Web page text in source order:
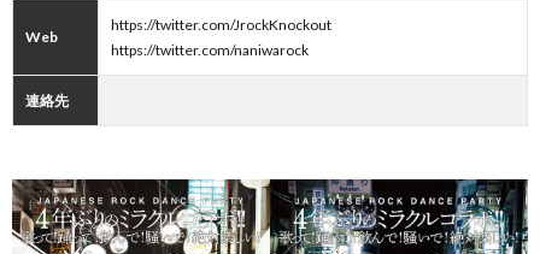
Web
https://twitter.com/JrockKnockout
https://twitter.com/naniwarock
連絡先